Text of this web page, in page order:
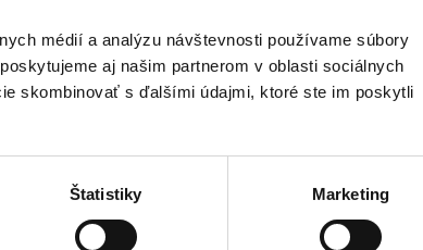
médií a analýzu návštevnosti používame súbory
aj našim partnerom v oblasti sociálnych
skombinovať s ďalšími údajmi, ktoré ste im poskytli
Štatistiky Marketing